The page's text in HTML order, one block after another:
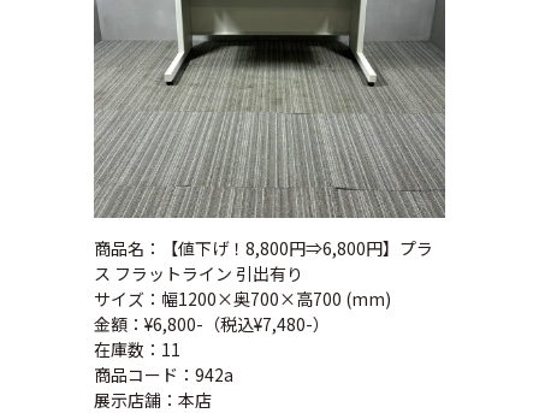
商品名：【値下げ！8,800円⇒6,800円】プラ
ス フラットライン 引出有り
サイズ：幅1200×奥700×高700 (mm)
金額：¥6,800-（税込¥7,480-）
在庫数：11
商品コード：942a
展示店舗：本店